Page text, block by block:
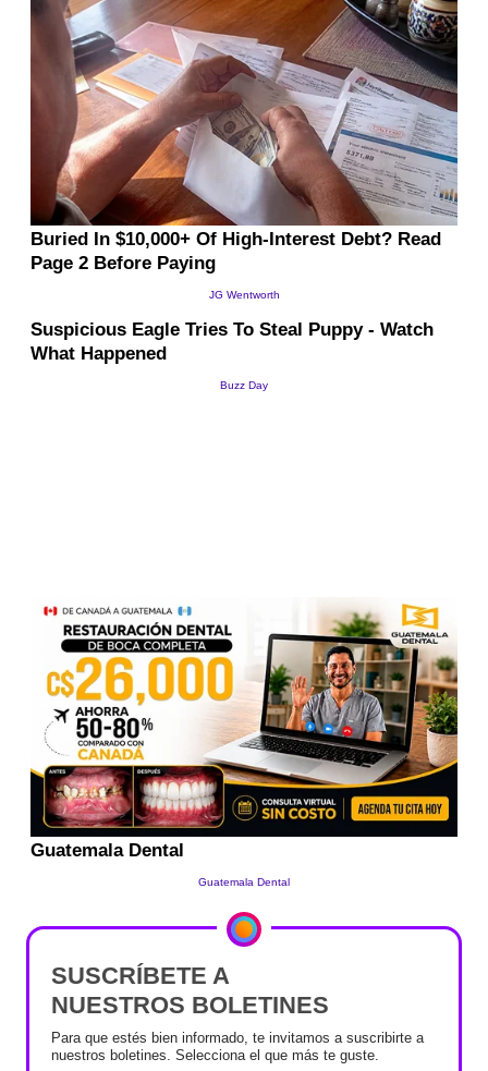
SUSCRÍBETE A
NUESTROS BOLETINES
Para que estés bien informado, te invitamos a suscribirte a
nuestros boletines. Selecciona el que más te guste.